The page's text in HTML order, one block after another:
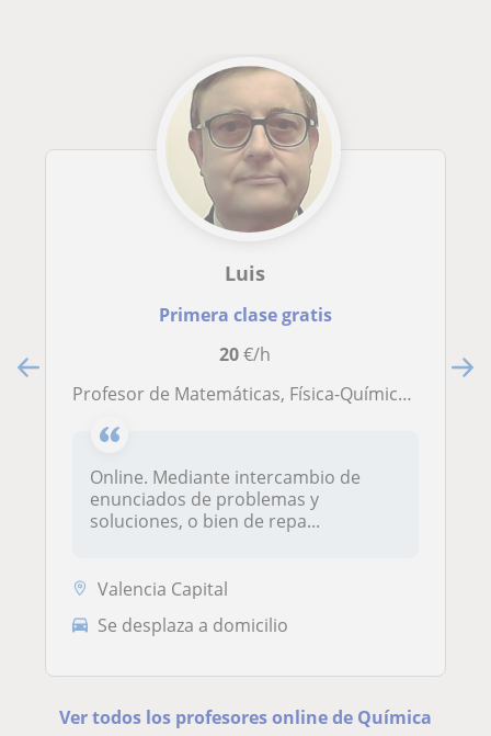
Luis
Primera clase gratis
20€/h
Profesor de Matemáticas, Física-Química y Tecnología para ESO y Bachiller
Online. Mediante intercambio de
enunciados de problemas y
soluciones, o bien de repa...
Valencia Capital
Se desplaza a domicilio
Ver todos los profesores online de Química